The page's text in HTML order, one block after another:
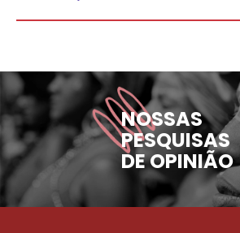
NOSSAS
PESQUISAS
DE OPINIÃO